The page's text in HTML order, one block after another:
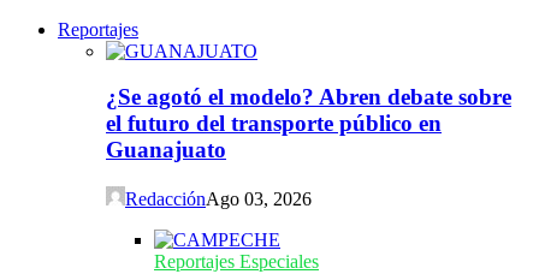
Reportajes
¿Se agotó el modelo? Abren debate sobre
el futuro del transporte público en
Guanajuato
RedacciónAgo 03, 2026
Reportajes Especiales